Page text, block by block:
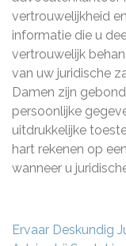
vertrouwelijkheid
informatie die u
vertrouwelijk
van uw juridische
Damen zijn
persoonlijke
uitdrukkelijke
hart rekenen op
wanneer u
Ervaar Deskundig